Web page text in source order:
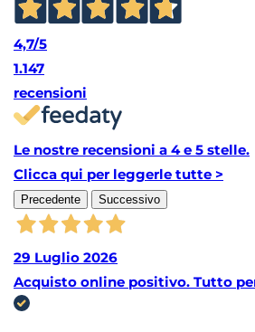
4,7/5
1.147
recensioni
Le nostre recensioni a 4 e 5 stelle.
Clicca qui per leggerle tutte >
Precedente Successivo
29 Luglio 2026
Acquisto online positivo. Tutto